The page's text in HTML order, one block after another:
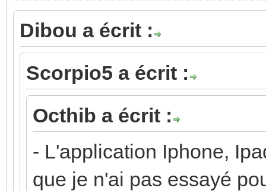
Dibou a écrit :
Scorpio5 a écrit :
Octhib a écrit :
- L'application Iphone,
que je n'ai pas essayé